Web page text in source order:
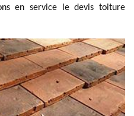
en service le devis toiture